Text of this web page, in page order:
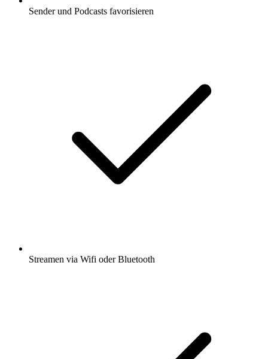
Sender und Podcasts favorisieren
Streamen via Wifi oder Bluetooth